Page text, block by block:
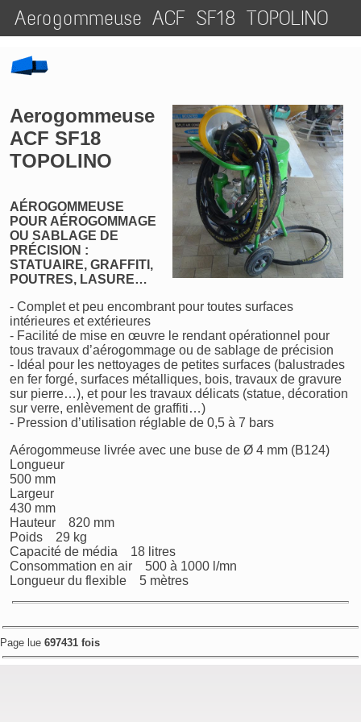
Aerogommeuse ACF SF18 TOPOLINO
Aerogommeuse
ACF SF18
TOPOLINO
AÉROGOMMEUSE
POUR AÉROGOMMAGE
OU SABLAGE DE
PRÉCISION :
STATUAIRE, GRAFFITI,
POUTRES, LASURE…
- Complet et peu encombrant pour toutes surfaces
intérieures et extérieures
- Facilité de mise en œuvre le rendant opérationnel pour
tous travaux d’aérogommage ou de sablage de précision
- Idéal pour les nettoyages de petites surfaces (balustrades
en fer forgé, surfaces métalliques, bois, travaux de gravure
sur pierre…), et pour les travaux délicats (statue, décoration
sur verre, enlèvement de graffiti…)
- Pression d’utilisation réglable de 0,5 à 7 bars
Aérogommeuse livrée avec une buse de Ø 4 mm (B124)
Longueur
500 mm
Largeur
430 mm
Hauteur 820 mm
Poids 29 kg
Capacité de média 18 litres
Consommation en air 500 à 1000 l/mn
Longueur du flexible 5 mètres
Page lue 697431 fois